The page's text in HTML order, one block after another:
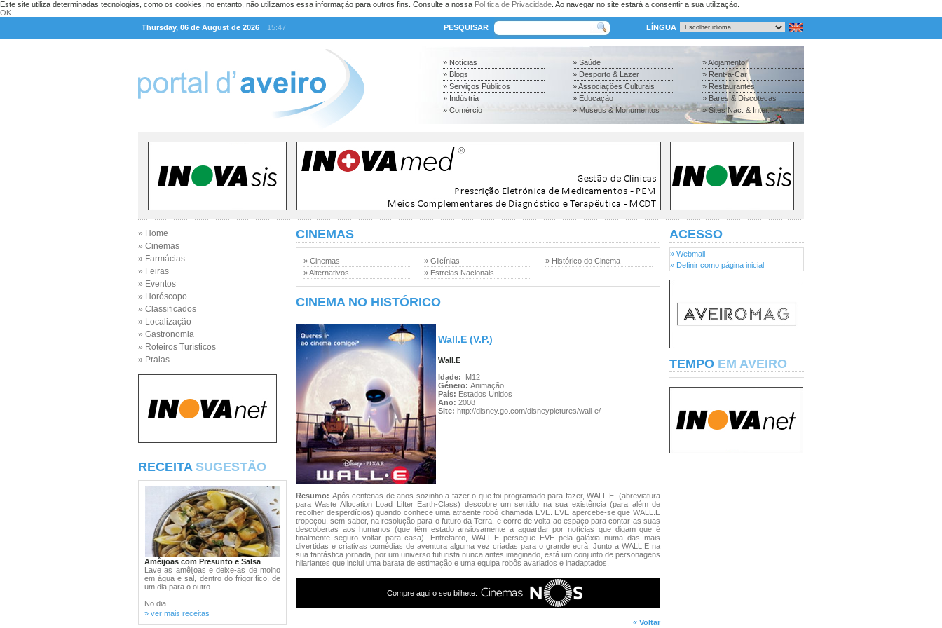
Este site utiliza determinadas tecnologias, como os cookies, no entanto, não utilizamos essa informação para outros fins. Consulte a nossa Política de Privacidade . Ao navegar no site estará a consentir a sua utilização.
OK
Thursday, 06 de August de 2026
15:47 PESQUISAR LÍNGUA
» Notícias
» Blogs
» Serviços Públicos
» Indústria
» Comércio
» Saúde
» Desporto & Lazer
» Associações Culturais
» Educação
» Museus & Monumentos
» Alojamento
» Rent-a-Car
» Restaurantes
» Bares & Discotecas
» Sites Nac. & Inter.
» Home
» Cinemas
» Farmácias
» Feiras
» Eventos
» Horóscopo
» Classificados
» Localização
» Gastronomia
» Roteiros Turísticos
» Praias
RECEITA SUGESTÃO
Amêijoas com Presunto e Salsa
Lave as amêijoas e deixe-as de molho
em água e sal, dentro do frigorífico, de
um dia para o outro.
No dia ...
» ver mais receitas
CINEMAS
» Cinemas
» Alternativos
» Glicínias
» Estreias Nacionais
» Histórico do Cinema
CINEMA NO HISTÓRICO
Wall.E (V.P.)
Wall.E
Idade:
M12
Género: Animação
País: Estados Unidos
Ano: 2008
Site: http://disney.go.com/disneypictures/wall-e/
Resumo: Após centenas de anos sozinho a fazer o que foi programado para fazer, WALL.E. (abreviatura
para Waste Allocation Load Lifter Earth-Class) descobre um sentido na sua existência (para além de
recolher desperdícios) quando conhece uma atraente robô chamada EVE. EVE apercebe-se que WALL.E
tropeçou, sem saber, na resolução para o futuro da Terra, e corre de volta ao espaço para contar as suas
descobertas aos humanos (que têm estado ansiosamente a aguardar por notícias que digam que é
finalmente seguro voltar para casa). Entretanto, WALL.E persegue EVE pela galáxia numa das mais
divertidas e criativas comédias de aventura alguma vez criadas para o grande ecrã. Junto a WALL.E na
sua fantástica jornada, por um universo futurista nunca antes imaginado, está um conjunto de personagens
hilariantes que inclui uma barata de estimação e uma equipa robôs avariados e inadaptados.
Compre aqui o seu bilhete:
« Voltar
ACESSO
» Webmail
» Definir como página inicial
TEMPO EM AVEIRO